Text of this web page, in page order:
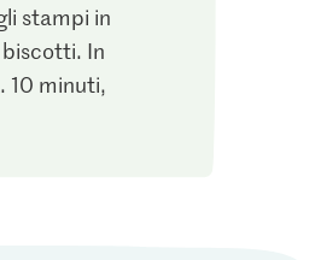
stampi in
In
10 minuti,